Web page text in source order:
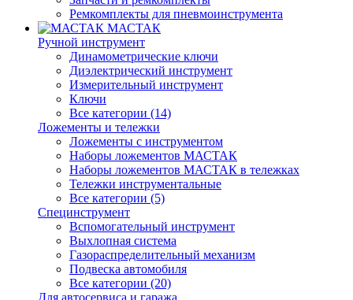
Ремкомплекты для пневмоинструмента
МАСТАК
Ручной инструмент
Динамометрические ключи
Диэлектрический инструмент
Измерительный инструмент
Ключи
Все категории (14)
Ложементы и тележки
Ложементы с инструментом
Наборы ложементов МАСТАК
Наборы ложементов МАСТАК в тележках
Тележки инструментальные
Все категории (5)
Специнструмент
Вспомогательный инструмент
Выхлопная система
Газораспределительный механизм
Подвеска автомобиля
Все категории (20)
Для автосервиса и гаража